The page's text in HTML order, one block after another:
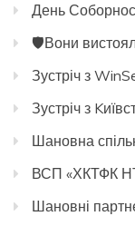
День
🛡️Вони
Зустріч з
Зустріч з
Шановна
ВСП «ХКТФК
Шановні